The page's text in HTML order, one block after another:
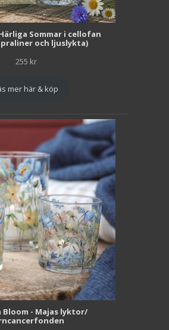
Sommar i cellofan
och ljuslykta)
255 kr
mer här & köp
Bloom - Majas lyktor/